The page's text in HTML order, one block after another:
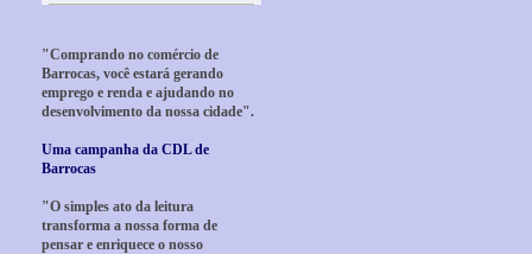
"Comprando no comércio de
Barrocas, você estará gerando
emprego e renda e ajudando no
desenvolvimento da nossa cidade".
Uma campanha da CDL de
Barrocas
"O simples ato da leitura
transforma a nossa forma de
pensar e enriquece o nosso